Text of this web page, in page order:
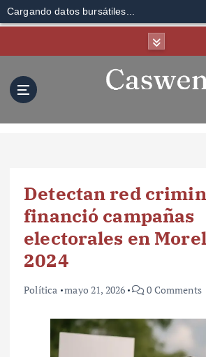
Cargando datos bursátiles...
Detectan red
financió campañas
electorales en
2024
Política mayo 21, 2026 0 Comments